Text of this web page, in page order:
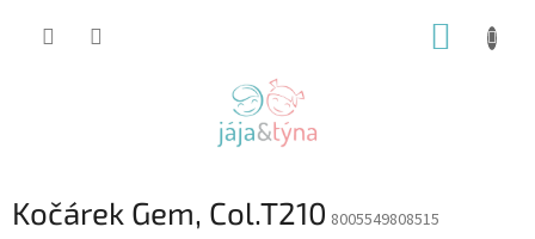
Kočárek Gem, Col.T210 8005549808515